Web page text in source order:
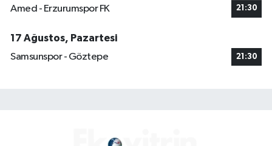
Amed - Erzurumspor FK 21:30
17 Ağustos, Pazartesi
Samsunspor - Göztepe
21:30